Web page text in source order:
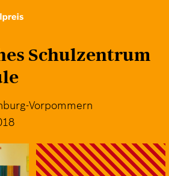
Schulzentrum
Vorpommern